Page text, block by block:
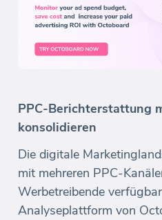
PPC-Berichterstattung
konsolidieren
Die digitale
mit mehreren PPC-
Werbetreibende
Analyseplattform von